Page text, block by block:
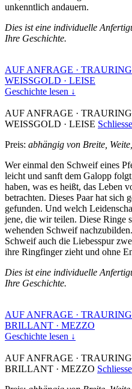
unkenntlich andauern.
Dies ist eine individuelle
Ihre Geschichte.
AUF ANFRAGE ·
WEISSGOLD · LEISE
Geschichte lesen ↓
AUF ANFRAGE ·
WEISSGOLD · LEISE
Preis: abhängig von Breite,
Wer einmal den Schweif eines
leicht und sanft dem Galopp
haben, was es heißt, das Leben
betrachten. Dieses Paar hat sich
gefunden. Und welch
jene, die wir teilen. Diese Ringe
wehenden Schweif
Schweif auch die Liebesspur
ihre Ringfinger zieht und ohne
Dies ist eine individuelle
Ihre Geschichte.
AUF ANFRAGE ·
BRILLANT · MEZZO
Geschichte lesen ↓
AUF ANFRAGE ·
BRILLANT · MEZZO